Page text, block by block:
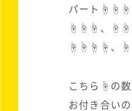
パート
☝☝☝、
☝☝☝☝、
こちら☝の数
お付き合い